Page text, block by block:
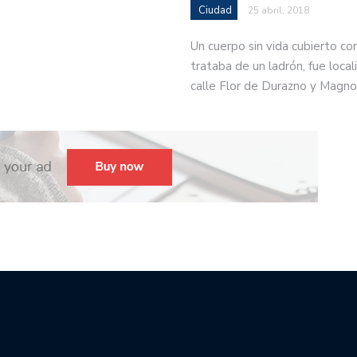
Ciudad 25 abril, 2018
Un cuerpo sin vida cubierto
trataba de un ladrón, fue
calle Flor de Durazno y